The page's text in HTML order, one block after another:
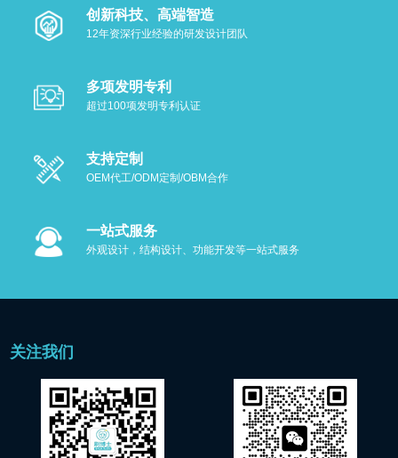
创新科技、高端智造
12年资深行业经验的研发设计团队
多项发明专利
超过100项发明专利认证
支持定制
OEM代工/ODM定制/OBM合作
一站式服务
外观设计，结构设计、功能开发等一站式服务
关注我们